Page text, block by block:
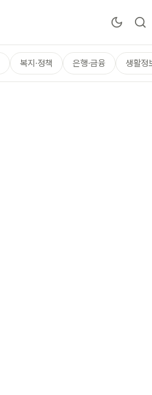
복지·정책 은행·금융 생활정